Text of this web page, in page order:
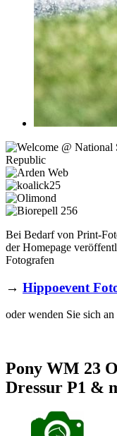
Bei Bedarf von Print-
der Homepage
Fotografen
→ Hippoevent
oder wenden Sie sich
Pony WM 23
Dressur P1 &